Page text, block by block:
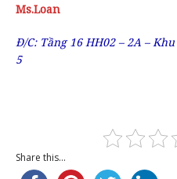
Ms.Loan
Đ/C: Tầng 16 HH02 – 2A –
5
Share this...